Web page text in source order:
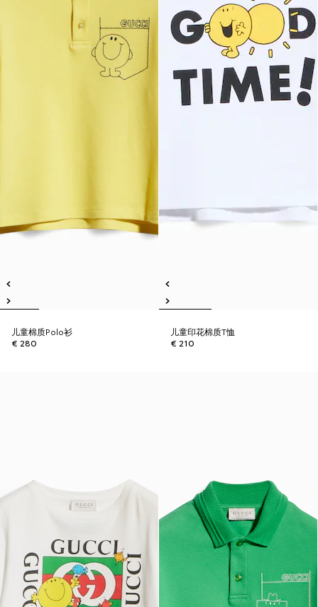
儿童棉质Polo衫
€ 280
儿童印花棉质T恤
€ 210